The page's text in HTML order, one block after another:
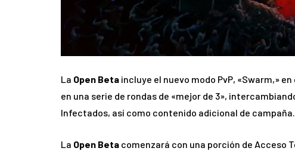
La Open Beta incluye el nuevo modo PvP, «Swarm,»
en una serie de rondas de «mejor de 3»,
Infectados, así como contenido adicional de campaña.
La Open Beta comenzará con una porción de Acceso